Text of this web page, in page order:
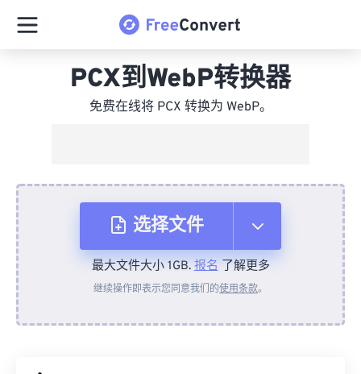
PCX到WebP转换器
免费在线将 PCX 转换为 WebP。
选择文件
从设备
最大文件大小 1GB.报名了解更多
继续操作即表示您同意我们的使用条款。